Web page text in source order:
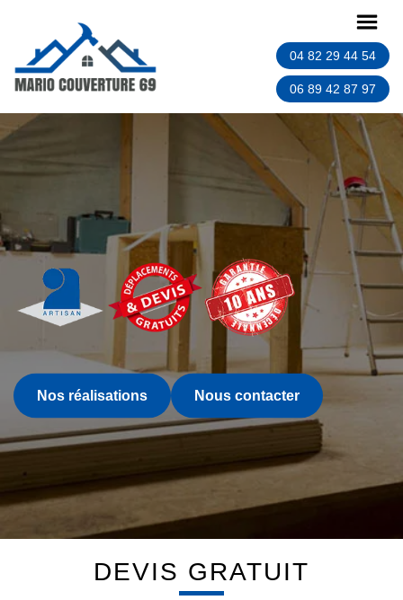
04 82 29 44 54
06 89 42 87 97
Nos réalisations Nous contacter
DEVIS GRATUIT